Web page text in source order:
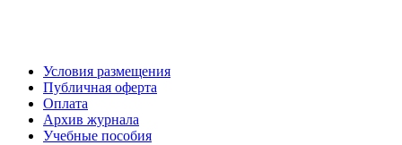
Условия размещения
Публичная оферта
Оплата
Архив журнала
Учебные пособия